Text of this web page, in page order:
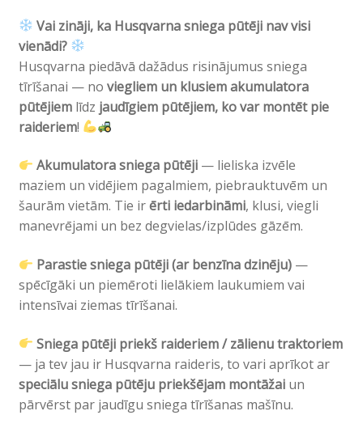
Vai zināji, ka Husqvarna sniega pūtēji nav visi
vienādi?
Husqvarna piedāvā dažādus risinājumus sniega
tīrīšanai — no viegliem un klusiem akumulatora
pūtējiemlīdz jaudīgiem pūtējiem, ko var montēt pie
raideriem!
Akumulatora sniega pūtēji— lieliska izvēle
maziem un vidējiem pagalmiem, piebrauktuvēm un
šaurām vietām. Tie irērti iedarbināmi, klusi, viegli
manevrējami un bez degvielas/izplūdes gāzēm.
Parastie sniega pūtēji (ar benzīna dzinēju)—
spēcīgāki un piemēroti lielākiem laukumiem vai
intensīvai ziemas tīrīšanai.
Sniega pūtēji priekš raideriem / zālienu traktoriem
— ja tev jau ir Husqvarna raideris, to vari aprīkot ar
speciālu sniega pūtēju priekšējam montāžaiun
pārvērst par jaudīgu sniega tīrīšanas mašīnu.